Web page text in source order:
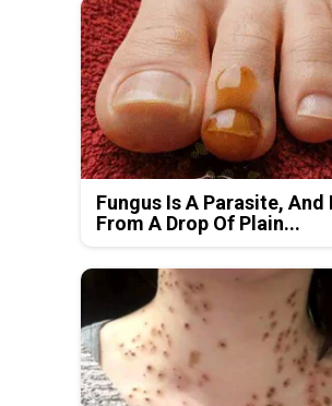
Fungus Is A Parasite, And
From A Drop Of Plain...